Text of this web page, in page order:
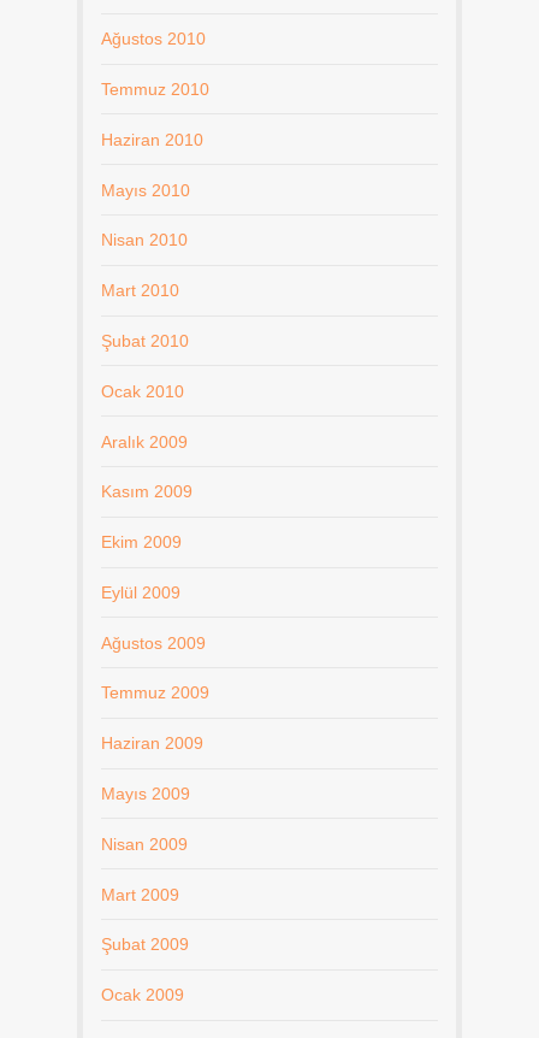
Ağustos 2010
Temmuz 2010
Haziran 2010
Mayıs 2010
Nisan 2010
Mart 2010
Şubat 2010
Ocak 2010
Aralık 2009
Kasım 2009
Ekim 2009
Eylül 2009
Ağustos 2009
Temmuz 2009
Haziran 2009
Mayıs 2009
Nisan 2009
Mart 2009
Şubat 2009
Ocak 2009